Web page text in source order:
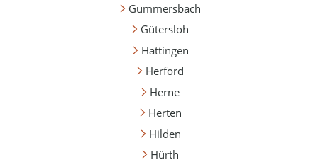
Gummersbach
Gütersloh
Hattingen
Herford
Herne
Herten
Hilden
Hürth